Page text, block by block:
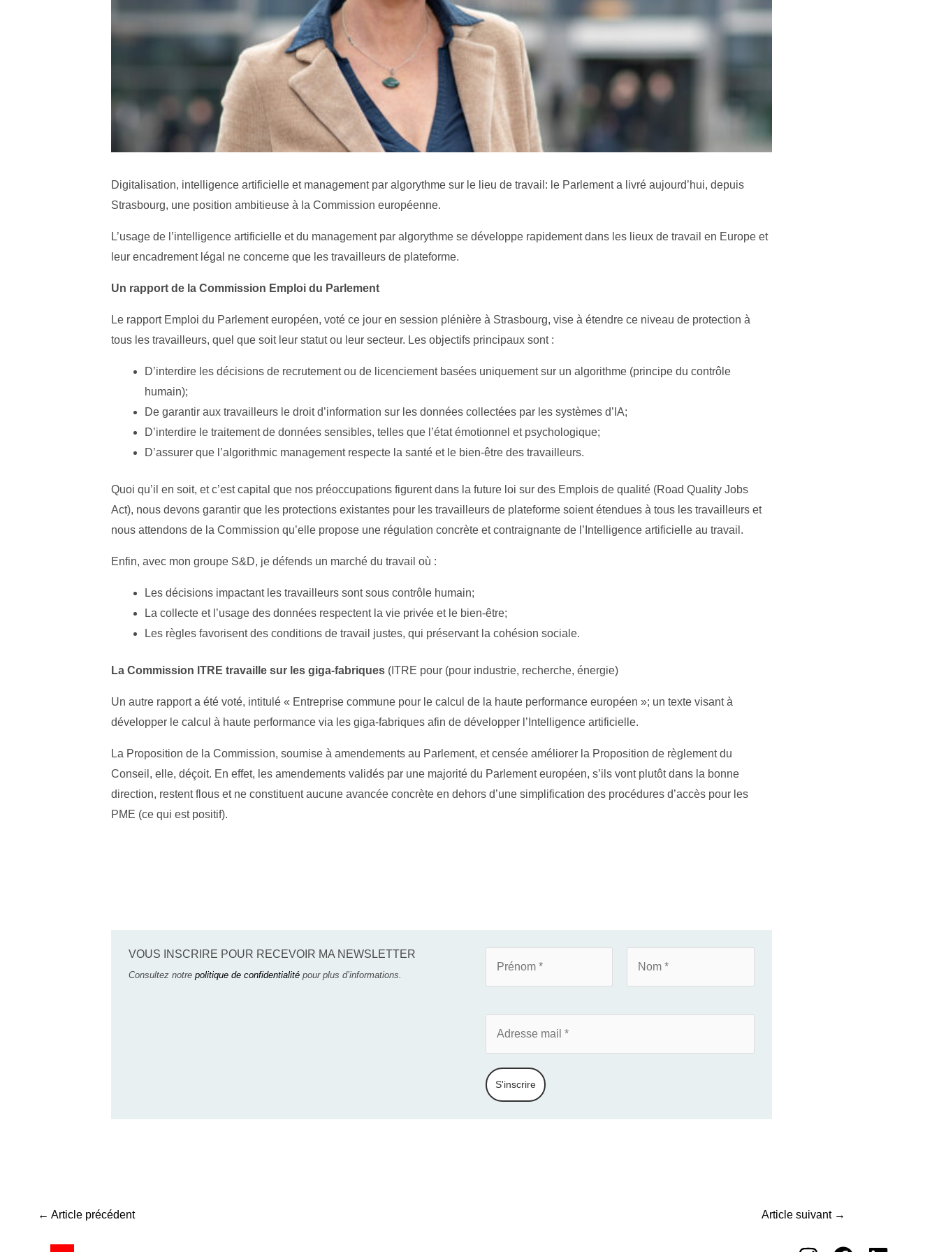
Digitalisation, intelligence artificielle et management par algorythme sur le lieu de travail: le Parlement a livré aujourd’hui, depuis
Strasbourg, une position ambitieuse à la Commission européenne.
L’usage de l’intelligence artificielle et du management par algorythme se développe rapidement dans les lieux de travail en Europe et
leur encadrement légal ne concerne que les travailleurs de plateforme.
Un rapport de la Commission Emploi du Parlement
Le rapport Emploi du Parlement européen, voté ce jour en session plénière à Strasbourg, vise à étendre ce niveau de protection à
tous les travailleurs, quel que soit leur statut ou leur secteur. Les objectifs principaux sont :
D’interdire les décisions de recrutement ou de licenciement basées uniquement sur un algorithme (principe du contrôle
humain);
De garantir aux travailleurs le droit d’information sur les données collectées par les systèmes d’IA;
D’interdire le traitement de données sensibles, telles que l’état émotionnel et psychologique;
D’assurer que l’algorithmic management respecte la santé et le bien-être des travailleurs.
Quoi qu’il en soit, et c’est capital que nos préoccupations figurent dans la future loi sur des Emplois de qualité (Road Quality Jobs
Act), nous devons garantir que les protections existantes pour les travailleurs de plateforme soient étendues à tous les travailleurs et
nous attendons de la Commission qu’elle propose une régulation concrète et contraignante de l’Intelligence artificielle au travail.
Enfin, avec mon groupe S&D, je défends un marché du travail où :
Les décisions impactant les travailleurs sont sous contrôle humain;
La collecte et l’usage des données respectent la vie privée et le bien-être;
Les règles favorisent des conditions de travail justes, qui préservant la cohésion sociale.
La Commission ITRE travaille sur les giga-fabriques (ITRE pour (pour industrie, recherche, énergie)
Un autre rapport a été voté, intitulé « Entreprise commune pour le calcul de la haute performance européen »; un texte visant à
développer le calcul à haute performance via les giga-fabriques afin de développer l’Intelligence artificielle.
La Proposition de la Commission, soumise à amendements au Parlement, et censée améliorer la Proposition de règlement du
Conseil, elle, déçoit. En effet, les amendements validés par une majorité du Parlement européen, s’ils vont plutôt dans la bonne
direction, restent flous et ne constituent aucune avancée concrète en dehors d’une simplification des procédures d’accès pour les
PME (ce qui est positif).
VOUS INSCRIRE POUR RECEVOIR MA NEWSLETTER
Consultez notre politique de confidentialitépour plus d’informations.
← Article précédent Article suivant →